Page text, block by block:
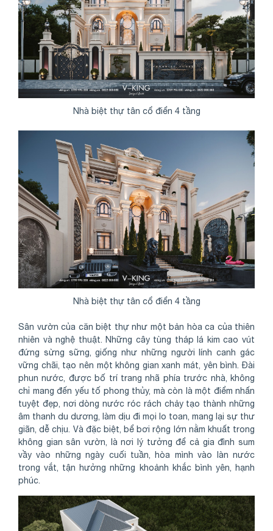
Nhà biệt thự tân cổ điển 4 tầng
Nhà biệt thự tân cổ điển 4 tầng
Sân vườn của căn biệt thự như một bản hòa ca của thiên
nhiên và nghệ thuật. Những cây tùng tháp lá kim cao vút
đứng sừng sững, giống như những người lính canh gác
vững chãi, tạo nên một không gian xanh mát, yên bình. Đài
phun nước, được bố trí trang nhã phía trước nhà, không
chỉ mang đến yếu tố phong thủy, mà còn là một điểm nhấn
tuyệt đẹp, nơi dòng nước róc rách chảy tạo thành những
âm thanh du dương, làm dịu đi mọi lo toan, mang lại sự thư
giãn, dễ chịu. Và đặc biệt, bể bơi rộng lớn nằm khuất trong
không gian sân vườn, là nơi lý tưởng để cả gia đình sum
vầy vào những ngày cuối tuần, hòa mình vào làn nước
trong vắt, tận hưởng những khoảnh khắc bình yên, hạnh
phúc.